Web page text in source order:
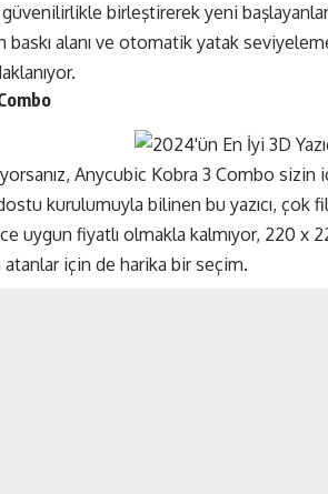
güvenilirlikle birleştirerek yeni
baskı alanı ve otomatik yatak
Anycubic Kobra 3 Combo sizin
kurulumuyla bilinen bu yazıcı, çok
uygun fiyatlı olmakla kalmıyor, 220 x
atanlar için de harika bir seçim.